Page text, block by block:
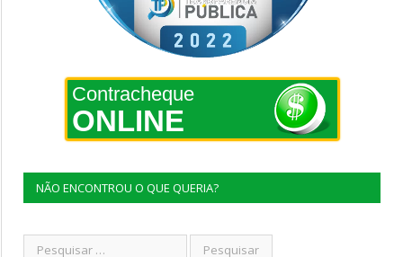
Contracheque
ONLINE
NÃO ENCONTROU O QUE QUERIA?